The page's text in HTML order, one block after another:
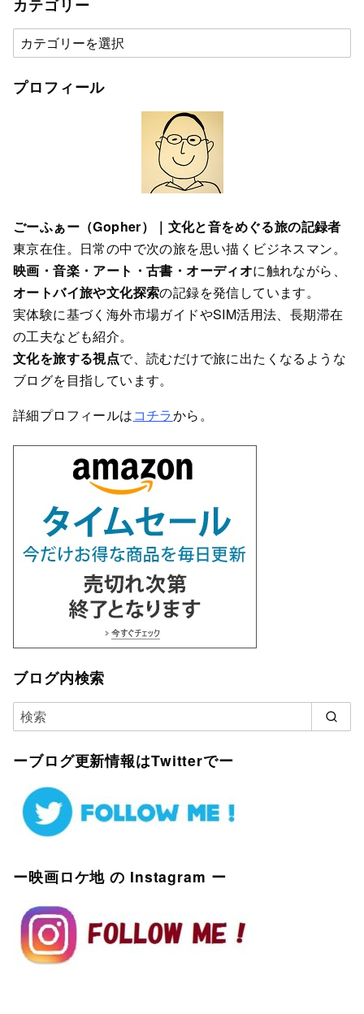
カテゴリー
カ
テ
ゴ
プロフィール
ごーふぁー（Gopher）｜文化と音をめぐる旅の記録者
東京在住。日常の中で次の旅を思い描くビジネスマン。
映画・音楽・アート・古書・オーディオに触れながら、
オートバイ旅や文化探索の記録を発信しています。
実体験に基づく海外市場ガイドやSIM活用法、長期滞在
の工夫なども紹介。
文化を旅する視点で、読むだけで旅に出たくなるような
ブログを目指しています。
詳細プロフィールはコチラから。
ブログ内検索
ーブログ更新情報はTwitterでー
ー映画ロケ地 の Instagram ー